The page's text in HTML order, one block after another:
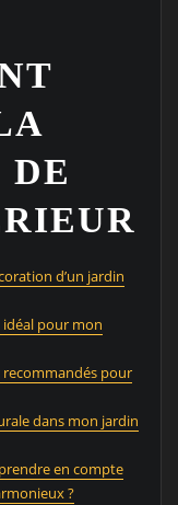
DE
d’un jardin
pour mon
recommandés pour
dans mon jardin
en compte
?